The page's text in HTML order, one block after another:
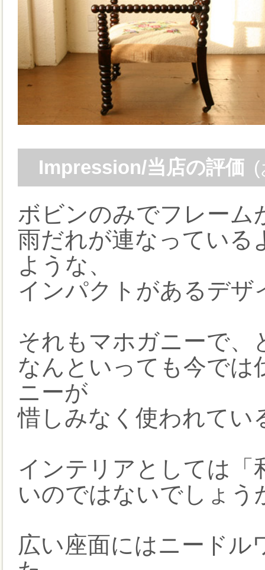
Impression/当店の評価
ボビンのみでフレーム
雨だれが連なっている
ような、
インパクトがあるデザ
それもマホガニーで、
なんといっても今では
ニーが
惜しみなく使われてい
インテリアとしては「
いのではないでしょう
広い座面にはニードル